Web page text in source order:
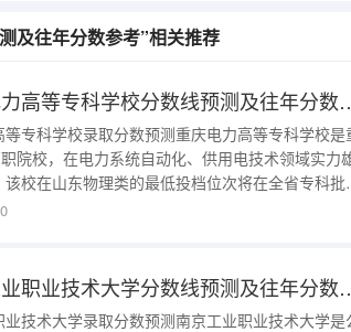
及往年分数参考”相关推荐
2026年重庆电力
专科学校录取分数预测重庆电力高等专科学校是
院校，在电力系统自动化、供用电技术领域实力
校在山东物理类的最低投档位次将在全省专科批
425-440分。其电力系统自动化技术、供用电技
2026年南京工业
技术大学录取分数预测南京工业职业技术大学是